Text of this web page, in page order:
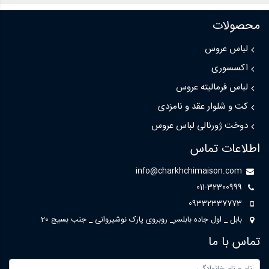
محصولات
لباس عروس
اکسسوری
لباس فرمالیته عروس
کت و شلوار عقد و نامزدی
دوخت ژورنالی لباس عروس
اطلاعات تماس
info@charkhchimaison.com
011-32300999
09332337773
بابل _ اول جاده بابلسر_ روبروی پارک نوشیروانی _ جنب بسیج 20
تماس با ما